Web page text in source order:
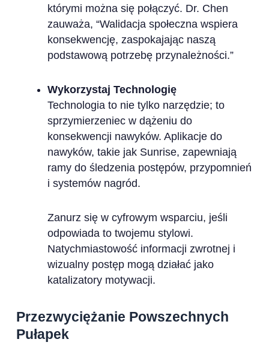
którymi można się połączyć. Dr. Chen
zauważa, “Walidacja społeczna wspiera
konsekwencję, zaspokajając naszą
podstawową potrzebę przynależności.”
Wykorzystaj Technologię
Technologia to nie tylko narzędzie; to
sprzymierzeniec w dążeniu do
konsekwencji nawyków. Aplikacje do
nawyków, takie jak Sunrise, zapewniają
ramy do śledzenia postępów, przypomnień
i systemów nagród.
Zanurz się w cyfrowym wsparciu, jeśli
odpowiada to twojemu stylowi.
Natychmiastowość informacji zwrotnej i
wizualny postęp mogą działać jako
katalizatory motywacji.
Przezwyciężanie Powszechnych
Pułapek